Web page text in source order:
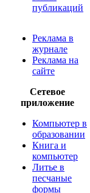
публикаций
Реклама в
журнале
Реклама на
сайте
Сетевое
приложение
Компьютер в
образовании
Книга и
компьютер
Литье в
песчаные
формы